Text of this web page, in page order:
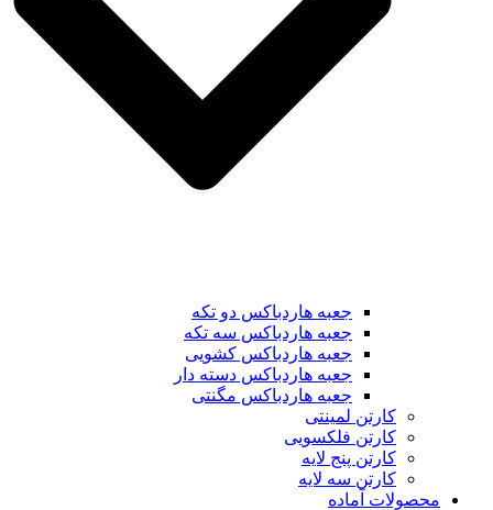
جعبه هاردباکس دو تکه
جعبه هاردباکس سه تکه
جعبه هاردباکس کشویی
جعبه هاردباکس دسته دار
جعبه هاردباکس مگنتی
کارتن لمینتی
کارتن فلکسویی
کارتن پنج لایه
کارتن سه لایه
محصولات آماده